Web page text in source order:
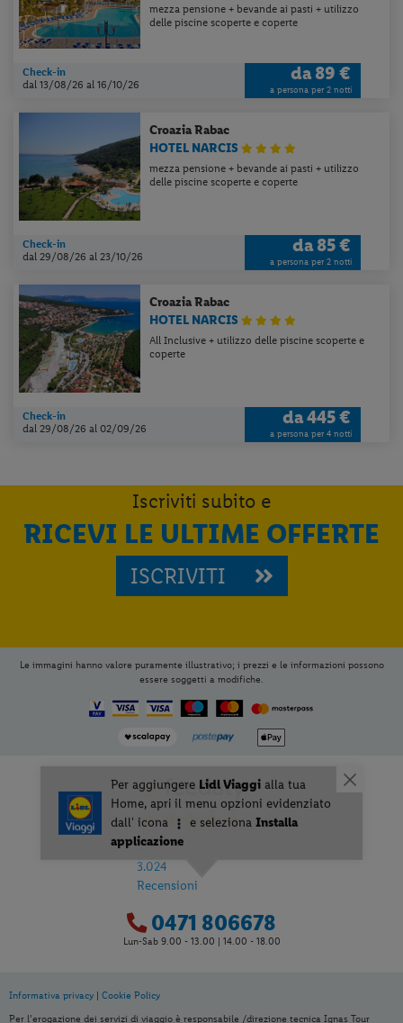
mezza pensione + bevande ai pasti + utilizzo
delle piscine scoperte e coperte
Check-in
dal 13/08/26al 16/10/26
da89 €
a persona per 2 notti
CroaziaRabac
HOTEL NARCIS
mezza pensione + bevande ai pasti + utilizzo
delle piscine scoperte e coperte
Check-in
dal 29/08/26al 23/10/26
da85 €
a persona per 2 notti
CroaziaRabac
HOTEL NARCIS
All Inclusive + utilizzo delle piscine scoperte e
coperte
Check-in
dal 29/08/26al 02/09/26
da445 €
a persona per 4 notti
Iscriviti subito e
RICEVI LE ULTIME OFFERTE
ISCRIVITI
Le immagini hanno valore puramente illustrativo; i prezzi e le informazioni possono
essere soggetti a modifiche.
4,7/5
3.024
Recensioni
0471 806678
Lun-Sab 9.00 - 13.00 | 14.00 - 18.00
Informativa privacy
Cookie Policy
Per l’erogazione dei servizi di viaggio è responsabile /direzione tecnica Ignas Tour
Per aggiungere